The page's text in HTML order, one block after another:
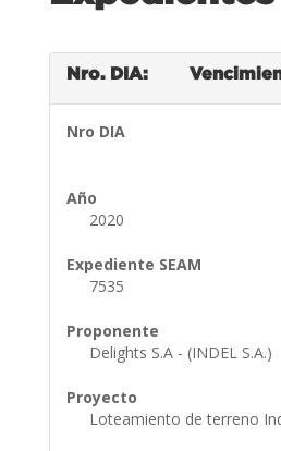
Nro. DIA:
Nro DIA
Año
2020
Expediente SEAM
7535
Proponente
Delights S.A - (INDEL S.A.)
Proyecto
Loteamiento de terreno